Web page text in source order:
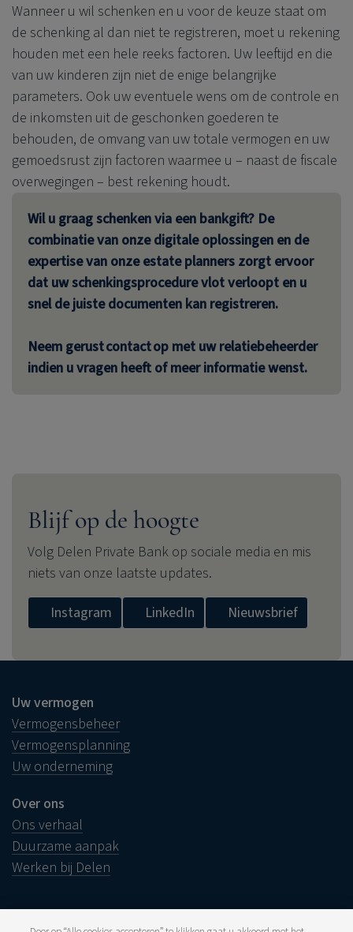
Wanneer u wil schenken en u voor de keuze staat om
de schenking al dan niet te registreren, moet u rekening
houden met een hele reeks factoren. Uw leeftijd en die
van uw kinderen zijn niet de enige belangrijke
parameters. Ook uw eventuele wens om de controle en
de inkomsten uit de geschonken goederen te
behouden, de omvang van uw totale vermogen en uw
gemoedsrust zijn factoren waarmee u – naast de fiscale
overwegingen – best rekening houdt.
Wil u graag schenken via een bankgift? De
combinatie van onze digitale oplossingen en de
expertise van onze estate planners zorgt ervoor
dat uw schenkingsprocedure vlot verloopt en u
snel de juiste documenten kan registreren.
Neem gerust contact op met uw relatiebeheerder
indien u vragen heeft of meer informatie wenst.
Blijf op de hoogte
Volg Delen Private Bank op sociale media en mis
niets van onze laatste updates.
Instagram
LinkedIn Nieuwsbrief
Uw vermogen
Vermogensbeheer
Vermogensplanning
Uw onderneming
Over ons
Ons verhaal
Duurzame aanpak
Werken bij Delen